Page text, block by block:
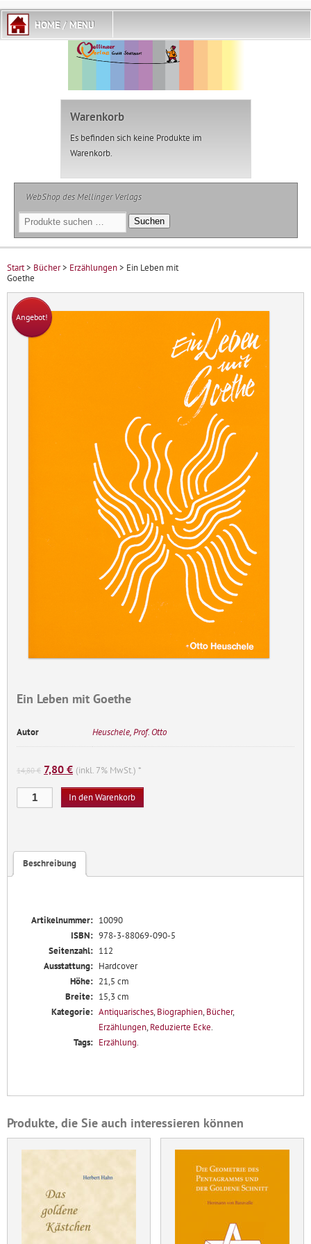
Warenkorb
Es befinden sich keine Produkte im
Warenkorb.
WebShop des Mellinger Verlags
Suchen
nach:
Suchen
Start> Bücher> Erzählungen> Ein Leben mit
Goethe
Angebot!
Ein Leben mit Goethe
Autor Heuschele, Prof. Otto
14,80€ Ursprünglicher
7,80€Aktueller
ist:
(inkl. 7% MwSt.) *
Leben
Menge
In den Warenkorb
Beschreibung
Artikelnummer: 10090
ISBN: 978-3-88069-090-5
Seitenzahl: 112
Ausstattung: Hardcover
Höhe: 21,5 cm
Breite: 15,3 cm
Kategorie: Antiquarisches, Biographien, Bücher,
Erzählungen, Reduzierte Ecke.
Tags: Erzählung.
Produkte, die Sie auch interessieren können